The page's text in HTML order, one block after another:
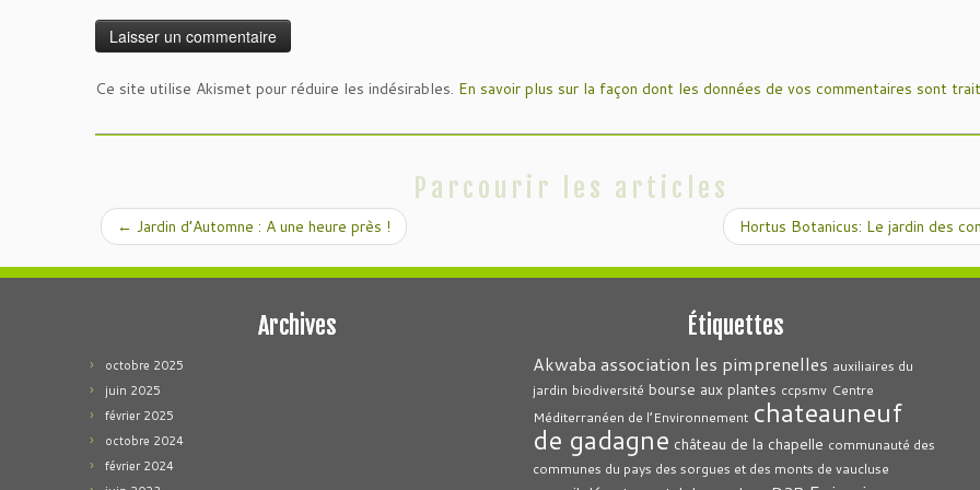
Ce site utilise Akismet pour réduire les indésirables. En savoir plus sur la façon dont les données de vos commentaires sont
Parcourir les articles
← Jardin d’Automne : A une heure près ! Hortus Botanicus: Le jardin des
Archives
octobre 2025
juin 2025
février 2025
octobre 2024
février 2024
Étiquettes
Akwaba association les pimprenelles auxiliaires du
jardin biodiversité bourse aux plantes ccpsmv Centre
Méditerranéen de l’Environnement chateauneuf
de gadagne château de la chapelle communauté des
communes du pays des sorgues et des monts de vaucluse